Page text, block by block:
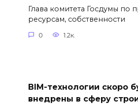
Глава комитета Госдумы по
ресурсам, собственности
0 1.2к.
BIM-технологии скоро
внедрены в сферу